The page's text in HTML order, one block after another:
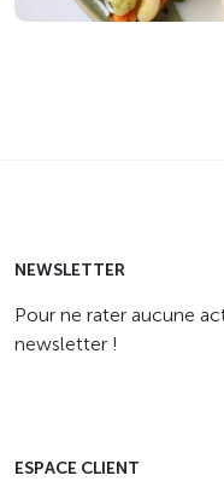
maison sans sucre
NEWSLETTER
Pour ne rater aucune
newsletter !
ESPACE CLIENT